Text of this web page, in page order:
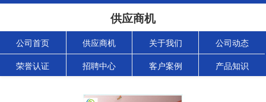
供应商机
公司首页 供应商机 关于我们 公司动态
荣誉认证 招聘中心 客户案例 产品知识